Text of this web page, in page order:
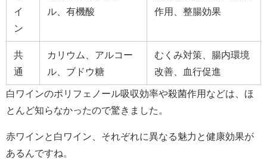
イ
ン
ル、有機酸
作用、整腸効果
共
通
カリウム、アルコー
ル、ブドウ糖
むくみ対策、腸内環境
改善、血行促進
白ワインのポリフェノール吸収効率や殺菌作用などは、ほ
とんど知らなかったので驚きました。
赤ワインと白ワイン、それぞれに異なる魅力と健康効果が
あるんですね。